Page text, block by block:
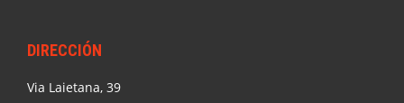
DIRECCIÓN
Via Laietana, 39